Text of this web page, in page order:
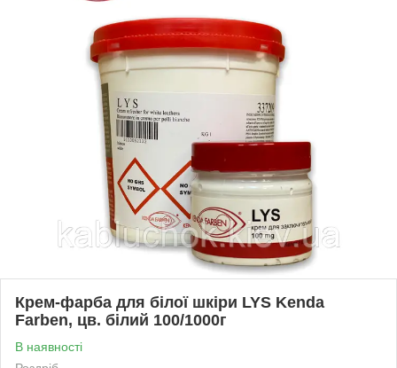
Крем-фарба для білої шкіри LYS Kenda
Farben, цв. білий 100/1000г
В наявності